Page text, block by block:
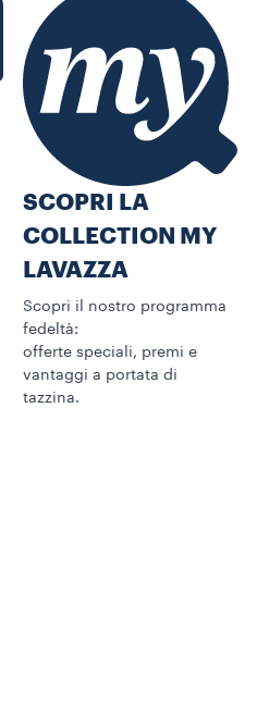
SCOPRI LA
COLLECTION MY
LAVAZZA
Scopri il nostro programma
fedeltà:
offerte speciali, premi e
vantaggi a portata di
tazzina.